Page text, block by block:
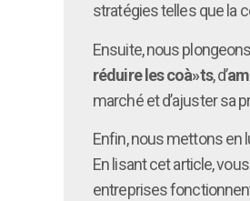
stratégies telles que la
Ensuite, nous
réduire les coà»ts, d’
marché et d’ajuster sa
Enfin, nous mettons en
En lisant cet article,
entreprises